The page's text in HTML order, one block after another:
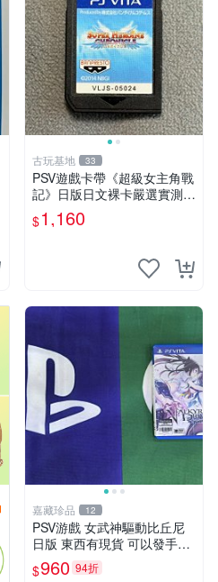
古玩基地 33
PSV遊戲卡帶《超級女主角戰
記》日版日文裸卡嚴選實測正
常索尼專用 超級女主角戰記
PSV 日版 裸卡
$1,160
嘉藏珍品 12
PSV游戲 女武神驅動比丘尼
日版 東西有現貨 可以發手物
品 無質量問題售不退不換
$960 94折